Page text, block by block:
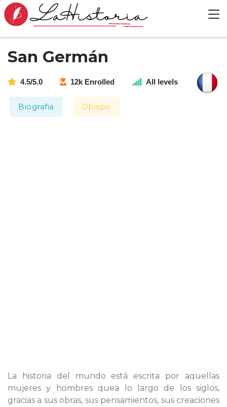
San Germán
4.5/5.0 12k Enrolled All levels
Biografia Obispo
La historia del mundo está escrita por aquellas
mujeres y hombres quea lo largo de los siglos,
gracias a sus obras, sus pensamientos, sus creaciones